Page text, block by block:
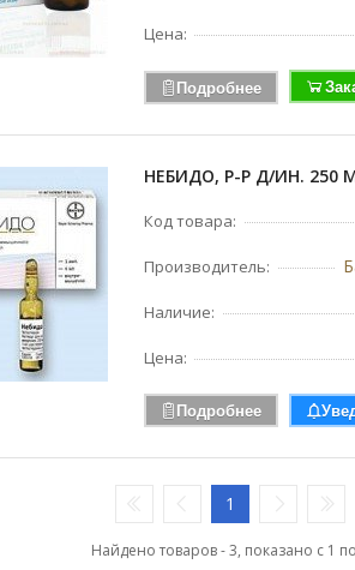
Цена:
Подробнее
НЕБИДО, Р-Р Д/ИН. 250
Код товара:
Производитель:
Наличие:
Цена:
Подробнее
1
Найдено товаров - 3, показано с 1